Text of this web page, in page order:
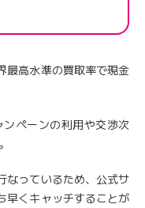
最高水準の買取率で現金
ペーンの利用や交渉次
なっているため、公式サ
早くキャッチすることが